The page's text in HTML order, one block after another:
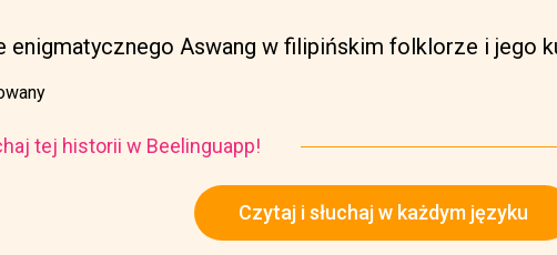
enigmatycznego Aswang w filipińskim folklorze i jego
tej historii w Beelinguapp!
Czytaj i słuchaj w każdym języku